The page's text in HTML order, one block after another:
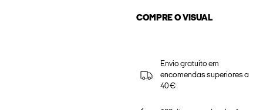
COMPRE O VISUAL
Envio gratuito em
encomendas superiores a
40 €